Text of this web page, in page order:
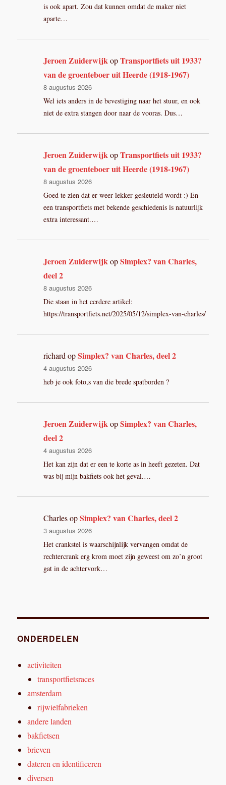
is ook apart. Zou dat kunnen omdat de maker niet
aparte…
Jeroen ZuiderwijkopTransportfiets uit 1933?
van de groenteboer uit Heerde (1918-1967)
8 augustus 2026
Wel iets anders in de bevestiging naar het stuur, en ook
niet de extra stangen door naar de vooras. Dus…
Jeroen ZuiderwijkopTransportfiets uit 1933?
van de groenteboer uit Heerde (1918-1967)
8 augustus 2026
Goed te zien dat er weer lekker gesleuteld wordt :) En
een transportfiets met bekende geschiedenis is natuurlijk
extra interessant.…
Jeroen ZuiderwijkopSimplex? van Charles,
deel 2
8 augustus 2026
Die staan in het eerdere artikel:
https://transportfiets.net/2025/05/12/simplex-van-charles/
richard opSimplex? van Charles, deel 2
4 augustus 2026
heb je ook foto,s van die brede spatborden ?
Jeroen ZuiderwijkopSimplex? van Charles,
deel 2
4 augustus 2026
Het kan zijn dat er een te korte as in heeft gezeten. Dat
was bij mijn bakfiets ook het geval.…
CharlesopSimplex? van Charles, deel 2
3 augustus 2026
Het crankstel is waarschijnlijk vervangen omdat de
rechtercrank erg krom moet zijn geweest om zo’n groot
gat in de achtervork…
ONDERDELEN
activiteiten
transportfietsraces
amsterdam
rijwielfabrieken
andere landen
bakfietsen
brieven
dateren en identificeren
diversen